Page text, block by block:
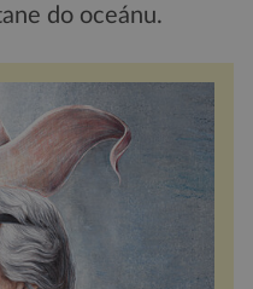
do oceánu.